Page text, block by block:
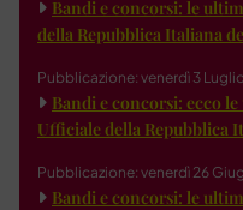
Bandi e concorsi: le
della Repubblica Italiana
Pubblicazione: venerdì 3
Bandi e concorsi: ecco
Ufficiale della Repubblica
Pubblicazione: venerdì 26
Bandi e concorsi: le